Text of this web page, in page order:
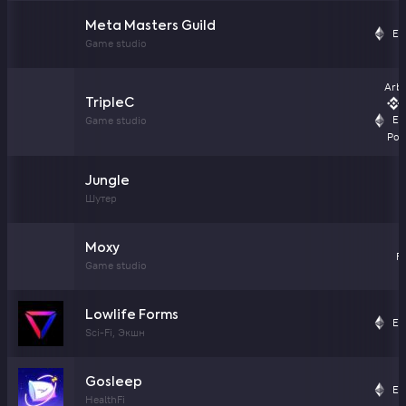
Meta Masters Guild
Game studio
TripleC
Game studio
Jungle
Шутер
Moxy
Game studio
Lowlife Forms
Sci-Fi, Экшн
Gosleep
HealthFi